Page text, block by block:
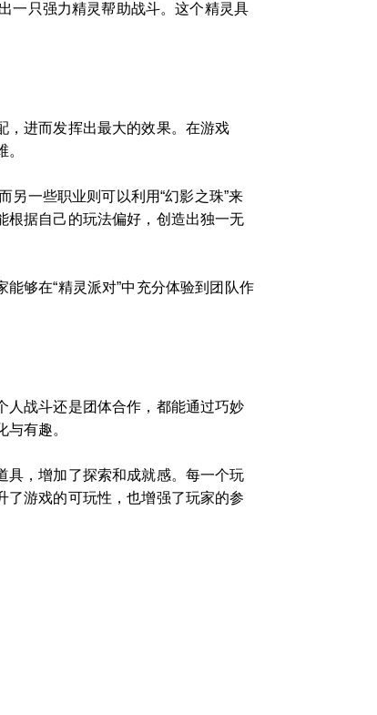
一只强力精灵帮助战斗。这个精灵具
，进而发挥出最大的效果。在游戏
另一些职业则可以利用“幻影之珠”来
根据自己的玩法偏好，创造出独一无
够在“精灵派对”中充分体验到团队作
人战斗还是团体合作，都能通过巧妙
有趣。
具，增加了探索和成就感。每一个玩
游戏的可玩性，也增强了玩家的参